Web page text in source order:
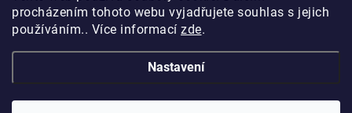
procházením tohoto webu vyjadřujete souhlas s jejich
používáním.. Více informací zde.
Nastavení
Velkoobchod
Vzorková prodejna
Kariéra
Blog
O nákupu
Obchodní podmínky
Podmínky věrnostního programu
Doppler CZ spol. s.r.o.,